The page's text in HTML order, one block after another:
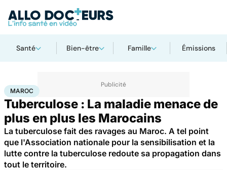
Santé Bien-être Famille Émissions
AccueilSanté Santé publiqueMaroc
MAROC
Tuberculose : La maladie menace de
plus en plus les Marocains
La tuberculose fait des ravages au Maroc. A tel point
que l'Association nationale pour la sensibilisation et la
lutte contre la tuberculose redoute sa propagation dans
tout le territoire.